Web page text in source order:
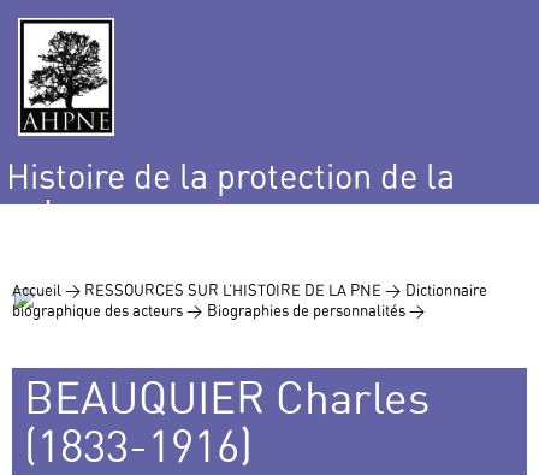
Histoire de la protection de la
nature
Accueil > RESSOURCES SUR L’HISTOIRE DE LA PNE > Dictionnaire
biographique des acteurs > Biographies de personnalités >
BEAUQUIER Charles
(1833-1916)